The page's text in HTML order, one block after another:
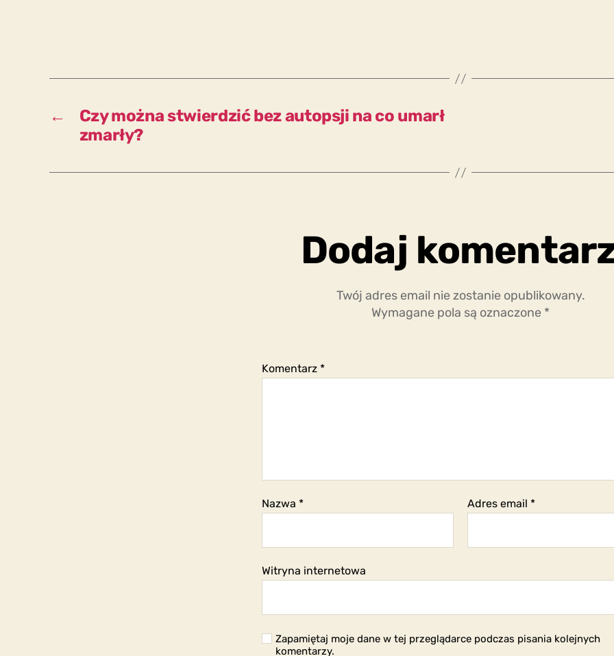
←
Czy można stwierdzić bez autopsji na co umarł
zmarły?
Dodaj
Twój adres email nie zostanie opublikowany.
Wymagane pola są oznaczone *
Komentarz *
Nazwa * Adres email *
Witryna internetowa
Zapamiętaj moje dane w tej przeglądarce podczas pisania kolejnych
komentarzy.